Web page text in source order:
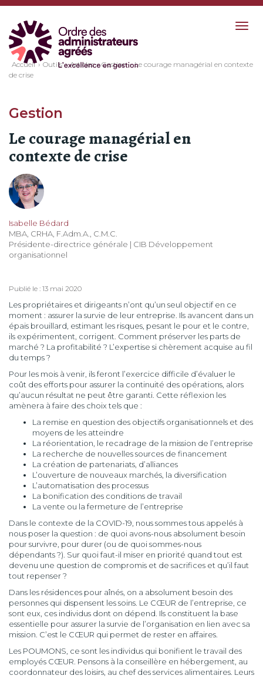
Accueil Outils Articles Gestion
Le courage managérial en contexte
de crise
Gestion
Le courage managérial en
contexte de crise
Isabelle Bédard
MBA, CRHA, F.Adm.A., C.M.C.
Présidente-directrice générale | CIB Développement
organisationnel
Publié le : 13 mai 2020
Les propriétaires et dirigeants n’ont qu’un seul objectif en ce
moment : assurer la survie de leur entreprise. Ils avancent dans un
épais brouillard, estimant les risques, pesant le pour et le contre,
ils expérimentent, corrigent. Comment préserver les parts de
marché ? La profitabilité ? L’expertise si chèrement acquise au fil
du temps ?
Pour les mois à venir, ils feront l’exercice difficile d’évaluer le
coût des efforts pour assurer la continuité des opérations, alors
qu’aucun résultat ne peut être garanti. Cette réflexion les
amènera à faire des choix tels que :
La remise en question des objectifs organisationnels et des
moyens de les atteindre
La réorientation, le recadrage de la mission de l’entreprise
La recherche de nouvelles sources de financement
La création de partenariats, d’alliances
L’ouverture de nouveaux marchés, la diversification
L’automatisation des processus
La bonification des conditions de travail
La vente ou la fermeture de l’entreprise
Dans le contexte de la COVID-19, nous sommes tous appelés à
nous poser la question : de quoi avons-nous absolument besoin
pour survivre, pour durer (ou de quoi sommes-nous
dépendants ?). Sur quoi faut-il miser en priorité quand tout est
devenu une question de compromis et de sacrifices et qu’il faut
tout repenser ?
Dans les résidences pour aînés, on a absolument besoin des
personnes qui dispensent les soins. Le CŒUR de l’entreprise, ce
sont eux, ces individus dont on dépend. Ils constituent la base
essentielle pour assurer la survie de l’organisation en lien avec sa
mission. C’est le CŒUR qui permet de rester en affaires.
Les POUMONS, ce sont les individus qui bonifient le travail des
employés CŒUR. Pensons à la conseillère en hébergement, au
coordonnateur des loisirs, au chef des services alimentaires. Leurs